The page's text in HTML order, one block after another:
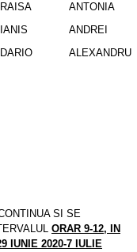
RAISA
ANTONIA
IANIS
ANDREI
DARIO ALEXANDRU
SI SE
ORAR 9-12, IN
IUNIE 2020-7 IULIE